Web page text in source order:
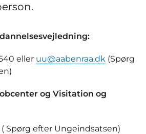
eller uu@aabenraa.dk (Spørg
og Visitation og
Spørg efter Ungeindsatsen)